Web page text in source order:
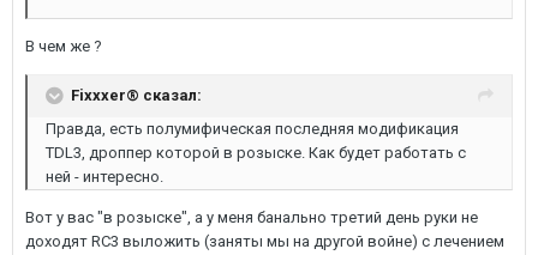
В чем же ?
Fixxxer® сказал:
Правда, есть полумифическая последняя модификация
TDL3, дроппер которой в розыске. Как будет работать с
ней - интересно.
Вот у вас "в розыске", а у меня банально третий день руки не
доходят RC3 выложить (заняты мы на другой войне) с лечением